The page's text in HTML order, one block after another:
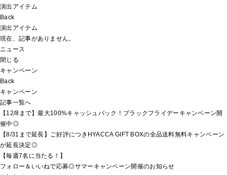
演出アイテム
Back
演出アイテム
現在、記事がありません。
ニュース
閉じる
キャンペーン
Back
キャンペーン
記事一覧へ
【12/8まで】最大100%キャッシュバック！ブラックフライデーキャンペーン開
催中◎
【8/31まで延長】ご好評につきHYACCA GIFT BOXの全品送料無料キャンペーン
が延長決定◎
【毎週7名に当たる！】
フォロー＆いいねで応募◎サマーキャンペーン開催のお知らせ